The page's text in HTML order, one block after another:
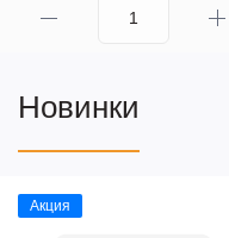
Новинки
Акция